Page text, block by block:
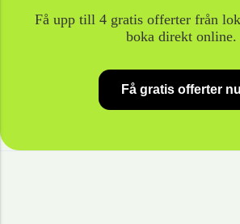
Få upp till 4 gratis offerter från
boka direkt online.
Få gratis offerter nu